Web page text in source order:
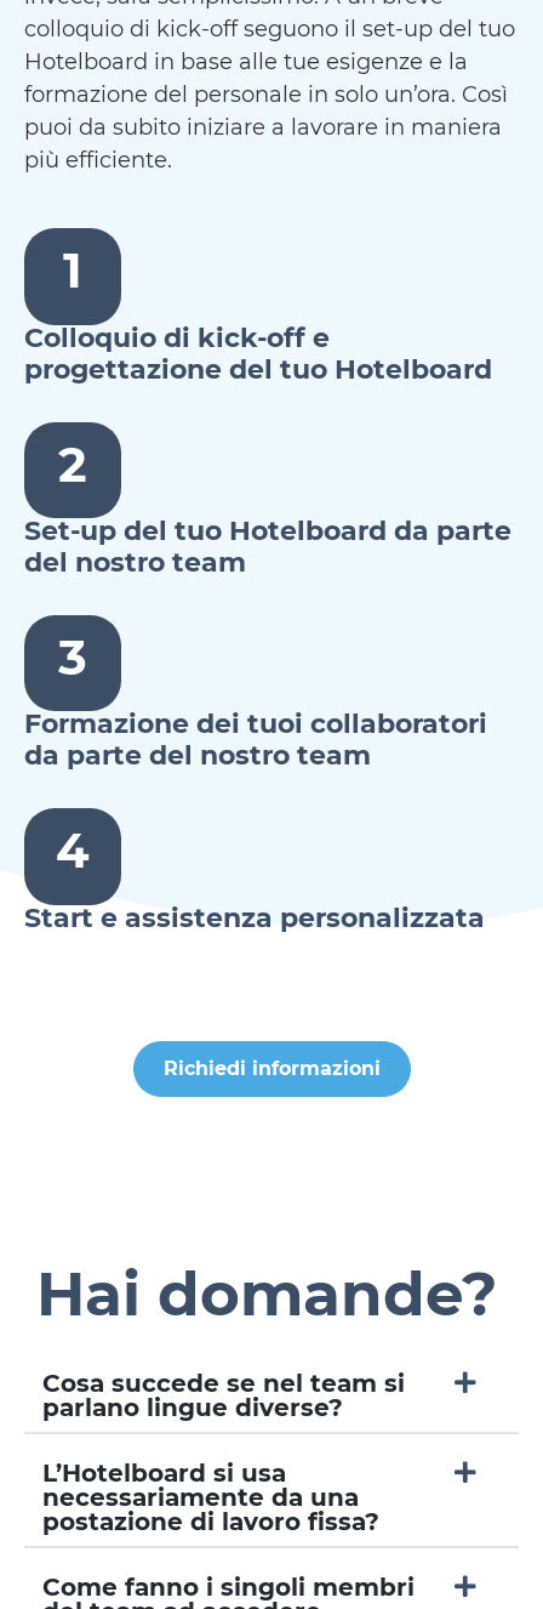
colloquio di kick-off seguono il set-up del tuo
Hotelboard in base alle tue esigenze e la
formazione del personale in solo un’ora. Così
puoi da subito iniziare a lavorare in maniera
più efficiente.
1
Colloquio di kick-off e
progettazione del tuo Hotelboard
2
Set-up del tuo Hotelboard da parte
del nostro team
3
Formazione dei tuoi collaboratori
da parte del nostro team
4
Start e assistenza personalizzata
Richiedi informazioni
Hai domande?
Cosa succede se nel team si
parlano lingue diverse?
L’Hotelboard si usa
necessariamente da una
postazione di lavoro fissa?
Come fanno i singoli membri